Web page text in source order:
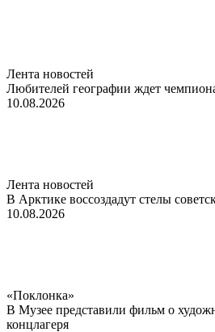
Лента новостей
Любителей географии ждет
10.08.2026
Лента новостей
В Арктике воссоздадут стелы
10.08.2026
«Поклонка»
В Музее представили фильм о
концлагеря